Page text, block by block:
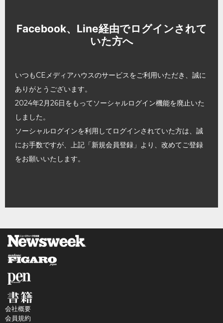
Facebook、Line経由でログインされて
いた方へ
いつもCEメディアハウスのサービスをご利用いただき、誠に
ありがとうございます。
2024年2月26日をもってソーシャルログイン機能を廃止いた
しました。
ソーシャルログインを利用してログインされていた方は、誠
にお手数ですが、上記「新規会員登録」より、改めてご登録
をお願いいたします。
会社概要
会員規約